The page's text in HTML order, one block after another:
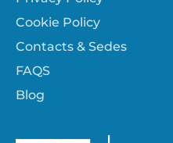
Cookie Policy
Contacts & Sedes
FAQS
Blog